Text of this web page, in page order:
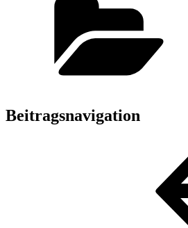
Beitragsnavigation